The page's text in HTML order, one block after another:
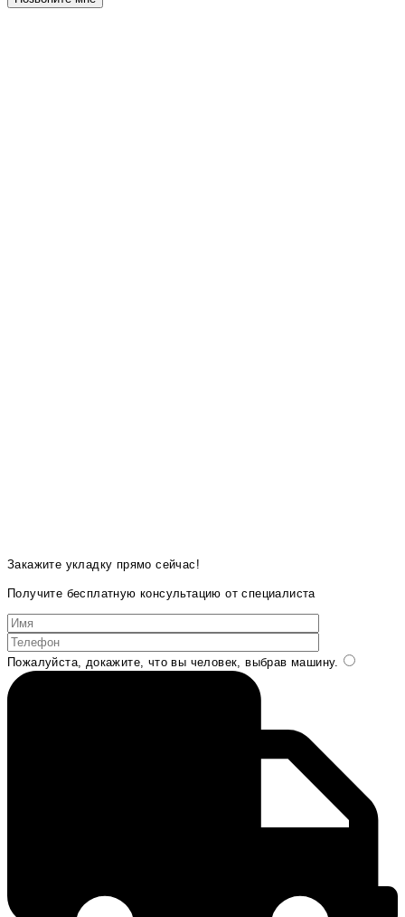
Закажите укладку прямо сейчас!
Получите бесплатную консультацию от специалиста
Пожалуйста, докажите, что вы человек, выбрав машину.